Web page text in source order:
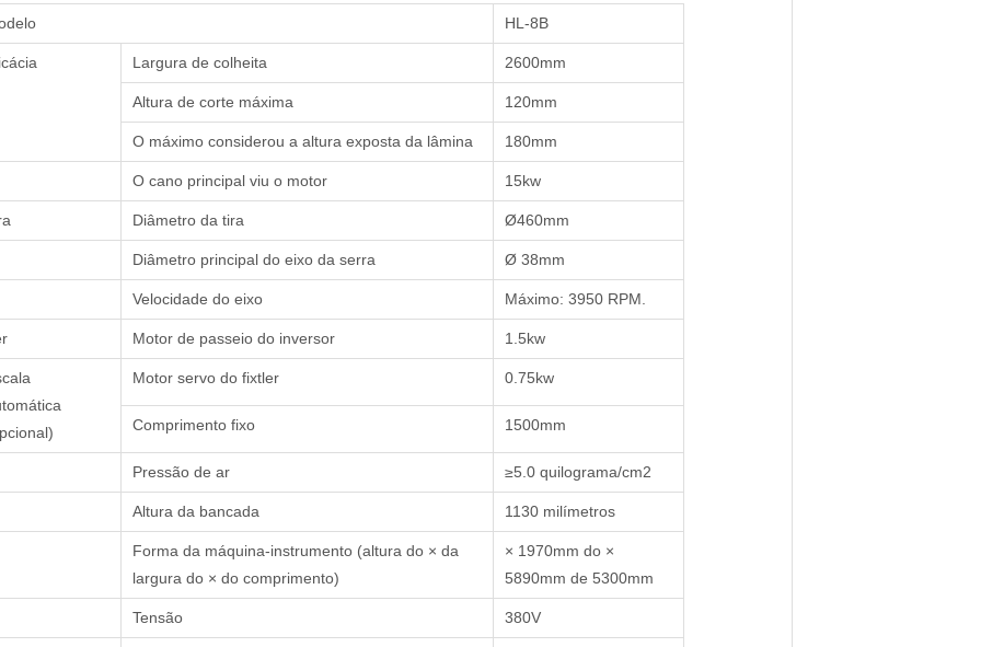
HL-8B
Largura de colheita 2600mm
Altura de corte máxima 120mm
O máximo considerou a altura exposta da lâmina 180mm
O cano principal viu o motor 15kw
Diâmetro da tira Ø460mm
Diâmetro principal do eixo da serra Ø 38mm
Velocidade do eixo Máximo: 3950 RPM.
Motor de passeio do inversor 1.5kw
Motor servo do fixtler 0.75kw
Comprimento fixo 1500mm
Pressão de ar ≥5.0 quilograma/cm2
Altura da bancada 1130 milímetros
Forma da máquina-instrumento (altura do × da
largura do × do comprimento)
× 1970mm do ×
5890mm de 5300mm
Tensão 380V